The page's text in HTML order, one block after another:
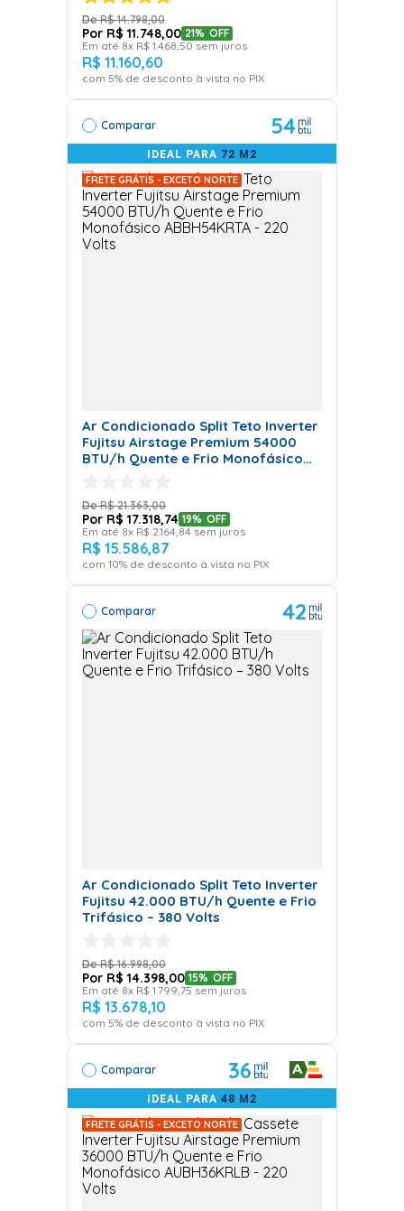
R$ 14.798,00
R$ 11.748,00 21% OFF
Em até 8x R$ 1 468 50 sem juros
R$ 11.160,60
com 5% de desconto à vista no PIX
Comparar 54
IDEAL PARA 72 M2
FRETE GRÁTIS - EXCETO NORTE
Ar Condicionado Split Teto Inverter
Fujitsu Airstage Premium 54000
BTU/h Quente e Frio Monofásico
R$ 21.363,00
R$ 17.318,74 19% OFF
Em até 8x R$ 2.164,84 sem juros
R$ 15.586,87
com 10% de desconto à vista no PIX
Comparar 42
Ar Condicionado Split Teto Inverter
Fujitsu 42.000 BTU/h Quente e Frio
Trifásico – 380 Volts
R$ 16.998,00
R$ 14.398,00 15% OFF
Em até 8x R$ 1.799,75 sem juros
R$ 13.678,10
com 5% de desconto à vista no PIX
Comparar 36
IDEAL PARA 48 M2
FRETE GRÁTIS - EXCETO NORTE